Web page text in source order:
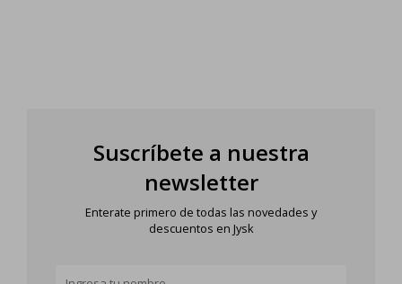
Suscríbete a nuestra
newsletter
Enterate primero de todas las novedades y
descuentos en Jysk